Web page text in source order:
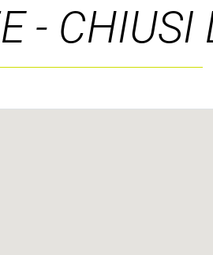
- CHIUSI